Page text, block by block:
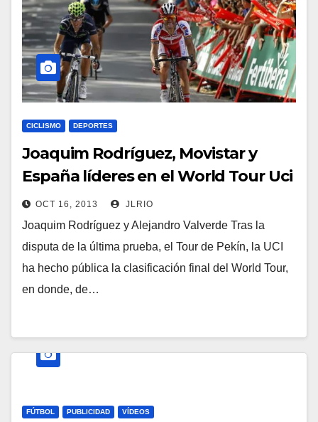
CICLISMO DEPORTES
Joaquim Rodríguez, Movistar y
España líderes en el World Tour Uci
2013
OCT 16, 2013 JLRIO
Joaquim Rodríguez y Alejandro Valverde Tras la
disputa de la última prueba, el Tour de Pekín, la UCI
ha hecho pública la clasificación final del World Tour,
en donde, de…
FÚTBOL PUBLICIDAD VÍDEOS